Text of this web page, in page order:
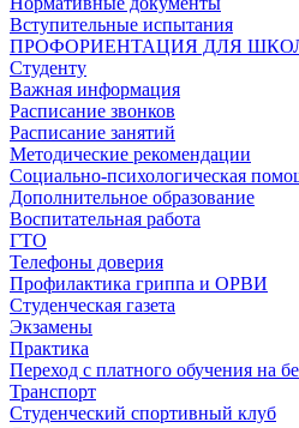
Вступительные испытания
ПРОФОРИЕНТАЦИЯ ДЛЯ
Студенту
Важная информация
Расписание звонков
Расписание занятий
Методические рекомендации
Социально-психологическая
Дополнительное образование
Воспитательная работа
ГТО
Телефоны доверия
Профилактика гриппа и ОРВИ
Cтуденческая газета
Экзамены
Практика
Переход с платного обучения на
Транспорт
Студенческий спортивный клуб